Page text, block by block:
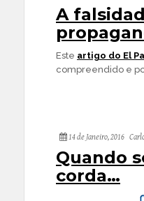
A
Este artigo do El
compreendido e
14 de Janeiro, 2016
Quando
corda…